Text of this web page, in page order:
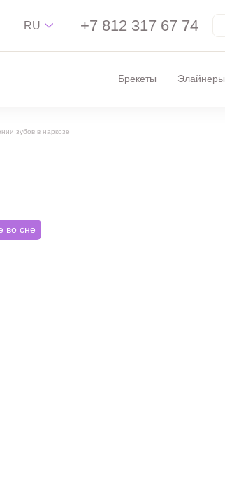
RU
中文
+7 812 317 67 74
Брекеты Элайнеры
зубов в наркозе
во сне